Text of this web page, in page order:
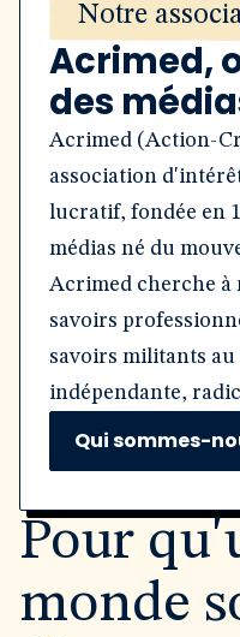
Notre
Acrimed,
des
Acrimed (Action-
association
lucratif, fondée en
médias né du
Acrimed cherche à
savoirs
savoirs militants
indépendante,
Qui sommes-
Pour
monde